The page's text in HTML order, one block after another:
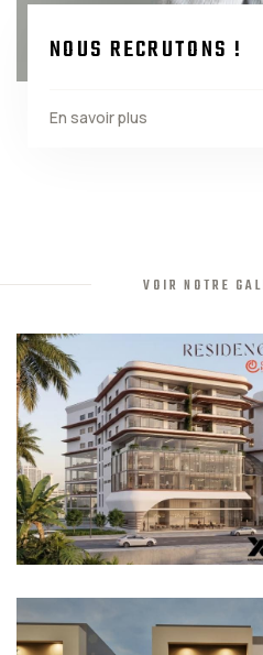
NOUS RECRUTONS !
En savoir plus
VOIR NOTRE